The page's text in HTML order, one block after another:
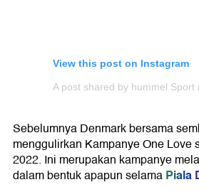
View this post on Instagram
Sebelumnya Denmark bersama
menggulirkan Kampanye One Love
2022. Ini merupakan kampanye
dalam bentuk apapun selamaPiala